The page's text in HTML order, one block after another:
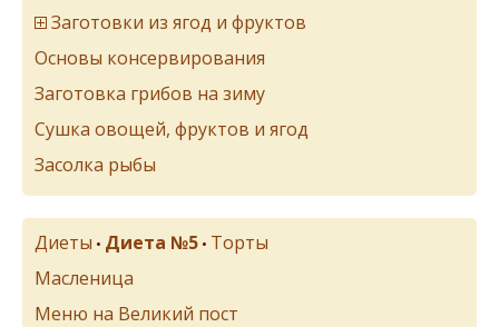
Заготовки из ягод и фруктов
Основы консервирования
Заготовка грибов на зиму
Сушка овощей, фруктов и ягод
Засолка рыбы
Диеты • Диета №5 • Торты
Масленица
Меню на Великий пост